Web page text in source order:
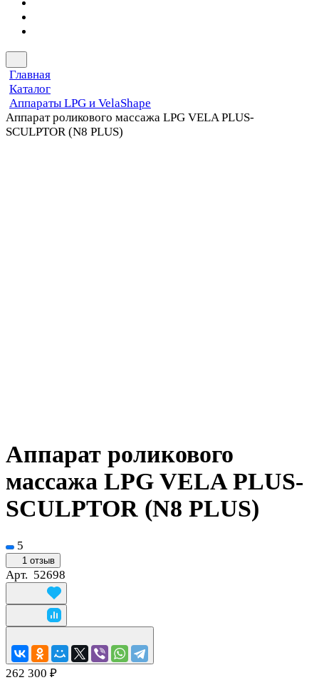
Главная
Каталог
Аппараты LPG и VelaShape
Аппарат роликового массажа LPG VELA PLUS-
SCULPTOR (N8 PLUS)
Аппарат роликового
массажа LPG VELA PLUS-
SCULPTOR (N8 PLUS)
5
1 отзыв
Арт. 52698
262 300 ₽